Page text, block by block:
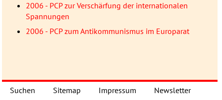
2006 - PCP zur Verschärfung der internationalen
Spannungen
2006 - PCP zum Antikommunismus im Europarat
Suchen Sitemap Impressum Newsletter